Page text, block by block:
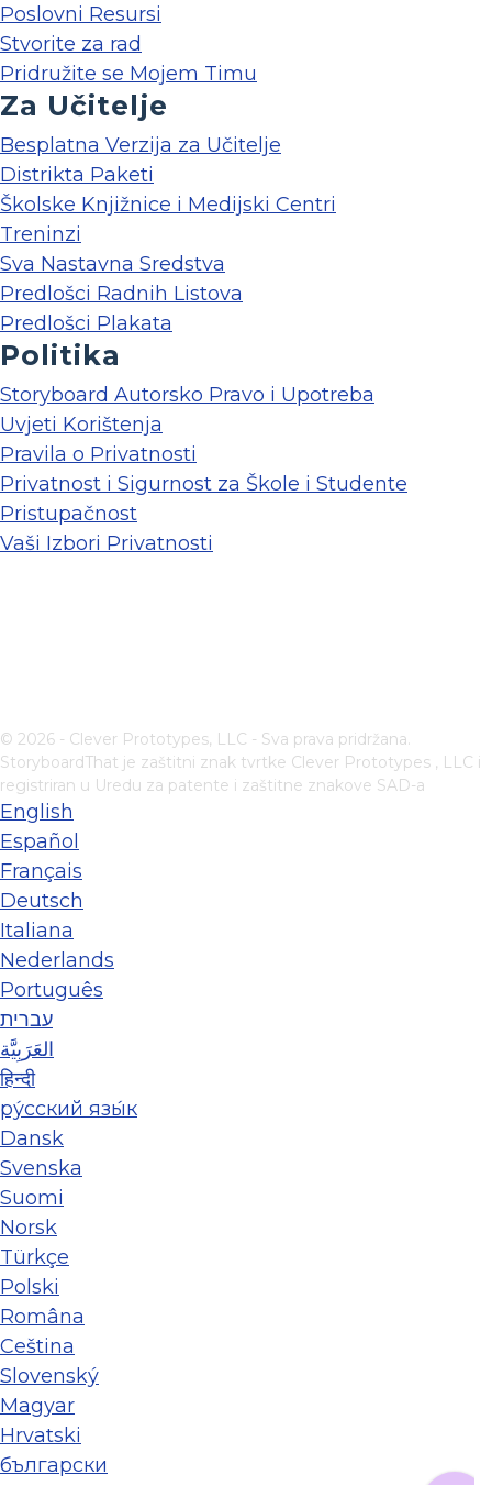
Poslovni Resursi
Stvorite za rad
Pridružite se Mojem Timu
Za Učitelje
Besplatna Verzija za Učitelje
Distrikta Paketi
Školske Knjižnice i Medijski Centri
Treninzi
Sva Nastavna Sredstva
Predlošci Radnih Listova
Predlošci Plakata
Politika
Storyboard Autorsko Pravo i Upotreba
Uvjeti Korištenja
Pravila o Privatnosti
Privatnost i Sigurnost za Škole i Studente
Pristupačnost
Vaši Izbori Privatnosti
© 2026 - Clever Prototypes, LLC - Sva prava pridržana.
StoryboardThat je zaštitni znak tvrtke Clever Prototypes , LLC i
registriran u Uredu za patente i zaštitne znakove SAD-a
English
Español
Français
Deutsch
Italiana
Nederlands
Português
עברית
العَرَبِيَّة
हिन्दी
ру́сский язы́к
Dansk
Svenska
Suomi
Norsk
Türkçe
Polski
Româna
Ceština
Slovenský
Magyar
Hrvatski
български